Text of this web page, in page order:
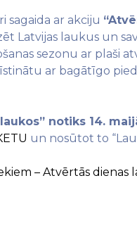
sagaida ar akciju
Latvijas laukus un
sezonu ar plaši
ar bagātīgo
notiks 14.
un nosūtot to
– Atvērtās dienas